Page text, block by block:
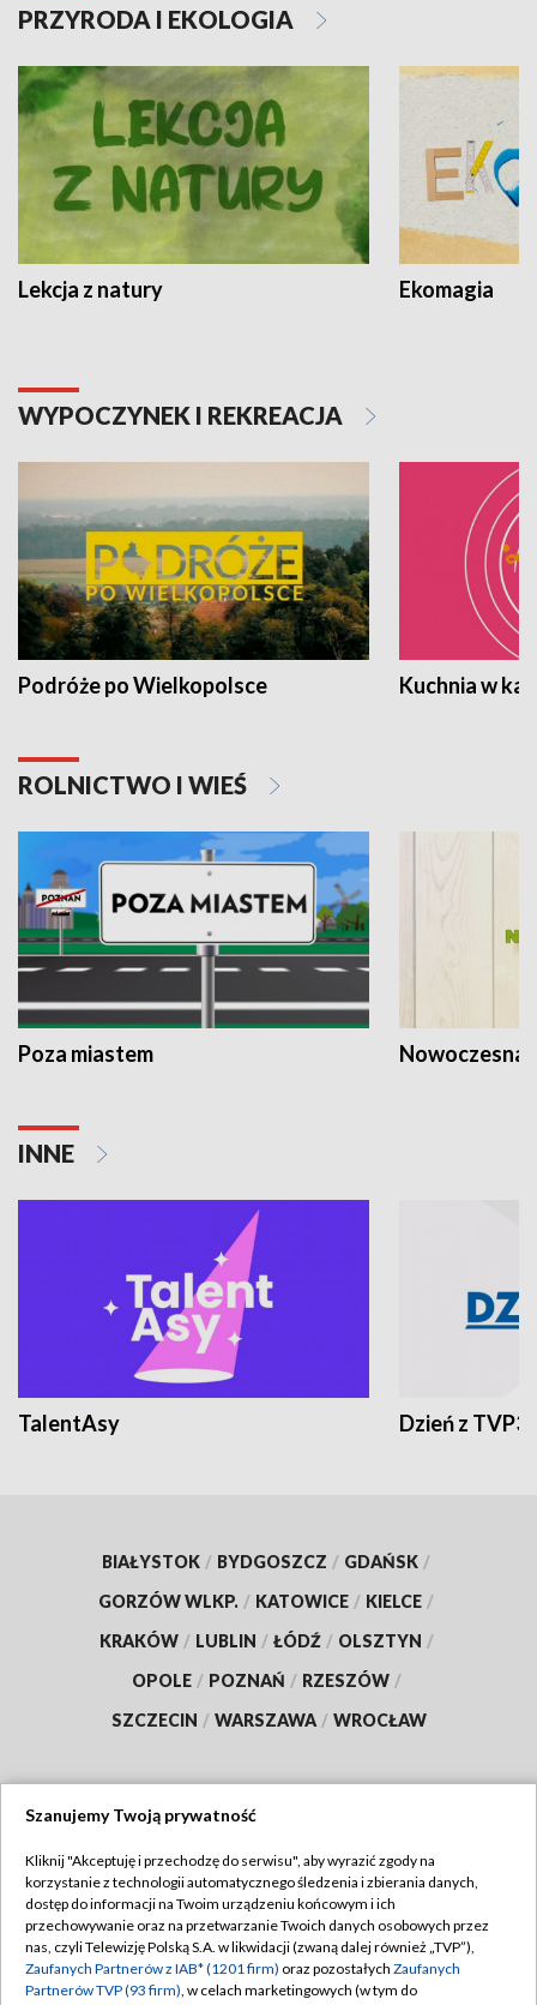
PRZYRODA I EKOLOGIA
Lekcja z natury Ekomagia
WYPOCZYNEK I REKREACJA
Podróże po Wielkopolsce Kuchnia w
ROLNICTWO I WIEŚ
Poza miastem Nowoczesna
INNE
TalentAsy Dzień z TVP3
BIAŁYSTOK / BYDGOSZCZ / GDAŃSK /
GORZÓW WLKP. / KATOWICE / KIELCE /
KRAKÓW / LUBLIN / ŁÓDŹ / OLSZTYN /
OPOLE / POZNAŃ / RZESZÓW /
SZCZECIN / WARSZAWA / WROCŁAW
TVP
Abonament TVP
Emisja w TVP
Regulamin TVP
Polityka prywatności
Szanujemy Twoją prywatność
Kliknij "Akceptuję i przechodzę do serwisu", aby wyrazić zgody na
korzystanie z technologii automatycznego śledzenia i zbierania danych,
dostęp do informacji na Twoim urządzeniu końcowym i ich
przechowywanie oraz na przetwarzanie Twoich danych osobowych przez
nas, czyli Telewizję Polską S.A. w likwidacji (zwaną dalej również „TVP”),
Zaufanych Partnerów z IAB* (1201 firm) oraz pozostałych Zaufanych
Partnerów TVP (93 firm), w celach marketingowych (w tym do